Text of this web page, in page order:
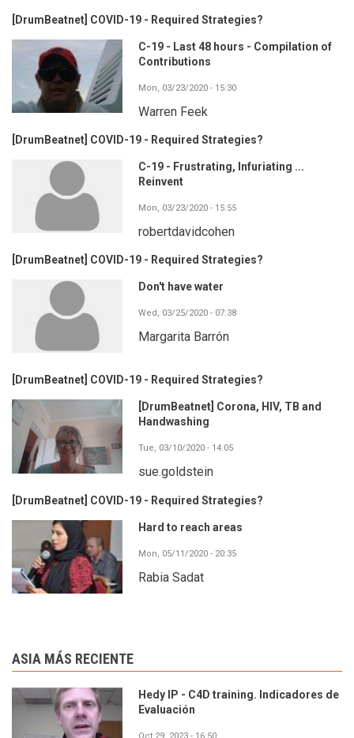
[DrumBeatnet] COVID-19 - Required Strategies?
C-19 - Last 48 hours - Compilation of
Contributions
Mon, 03/23/2020 - 15:30
Warren Feek
[DrumBeatnet] COVID-19 - Required Strategies?
C-19 - Frustrating, Infuriating ...
Reinvent
Mon, 03/23/2020 - 15:55
robertdavidcohen
[DrumBeatnet] COVID-19 - Required Strategies?
Don't have water
Wed, 03/25/2020 - 07:38
Margarita Barrón
[DrumBeatnet] COVID-19 - Required Strategies?
[DrumBeatnet] Corona, HIV, TB and
Handwashing
Tue, 03/10/2020 - 14:05
sue.goldstein
[DrumBeatnet] COVID-19 - Required Strategies?
Hard to reach areas
Mon, 05/11/2020 - 20:35
Rabia Sadat
ASIA MÁS RECIENTE
Hedy IP - C4D training. Indicadores de
Evaluación
Oct 29, 2023 - 16:50